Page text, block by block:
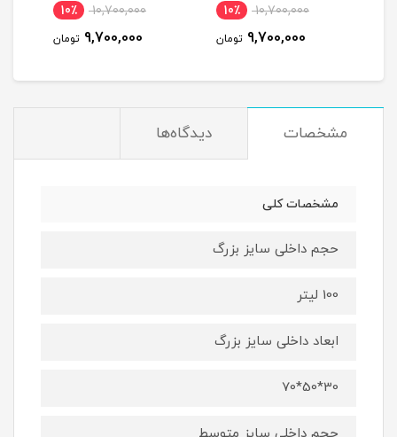
10,700,000 10٪
9,700,000 تومان
10,700,000 10٪
9,700,000 تومان
مشخصات دیدگاه‌ها
مشخصات کلی
حجم داخلی سایز بزرگ
100 لیتر
ابعاد داخلی سایز بزرگ
30*50*70